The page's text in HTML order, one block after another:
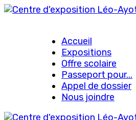
Accueil
Expositions
Offre scolaire
Passeport pour...
Appel de dossier
Nous joindre